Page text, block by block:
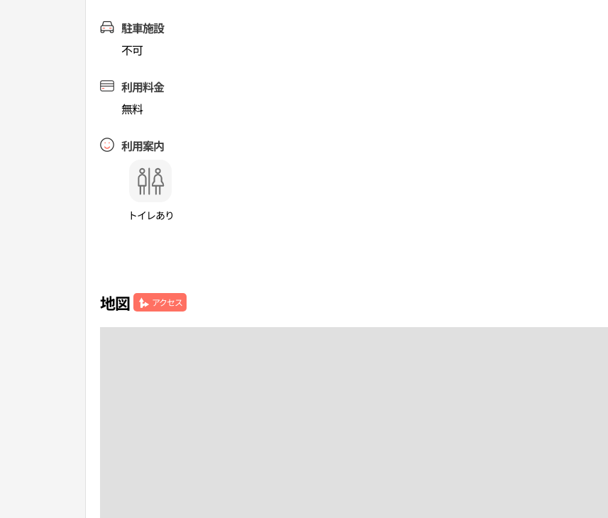
駐車施設
不可
利用料金
無料
利用案内
トイレあり
地図 アクセス